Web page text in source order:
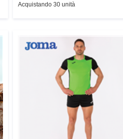
Acquistando 30 unità